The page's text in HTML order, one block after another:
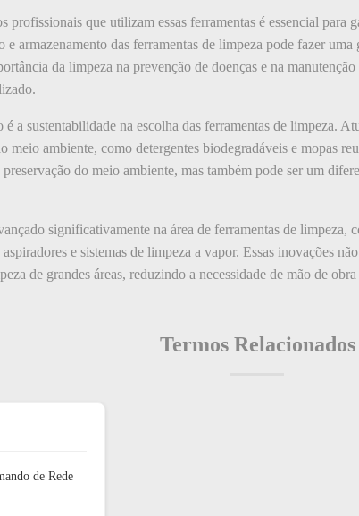
profissionais que utilizam essas ferramentas é essencial para
e armazenamento das ferramentas de limpeza pode fazer
da limpeza na prevenção de doenças e na
é a sustentabilidade na escolha das ferramentas de limpeza.
meio ambiente, como detergentes biodegradáveis e mopas
do meio ambiente, mas também pode ser um
significativamente na área de ferramentas de limpeza,
e sistemas de limpeza a vapor. Essas inovações
de grandes áreas, reduzindo a necessidade de mão de
Termos Relacionados
de Rede